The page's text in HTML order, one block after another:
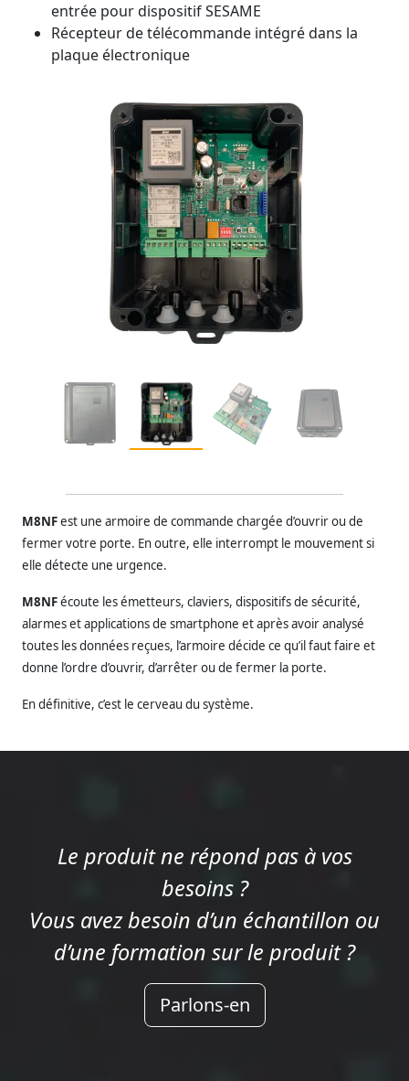
entrée pour dispositif SESAME
Récepteur de télécommande intégré dans la
plaque électronique
M8NFest une armoire de commande chargée d’ouvrir ou de
fermer votre porte. En outre, elle interrompt le mouvement si
elle détecte une urgence.
M8NFécoute les émetteurs, claviers, dispositifs de sécurité,
alarmes et applications de smartphone et après avoir analysé
toutes les données reçues, l’armoire décide ce qu’il faut faire et
donne l’ordre d’ouvrir, d’arrêter ou de fermer la porte.
En définitive, c’est le cerveau du système.
Le produit ne répond pas à vos
besoins ?
Vous avez besoin d’un échantillon ou
d’une formation sur le produit ?
Parlons-en